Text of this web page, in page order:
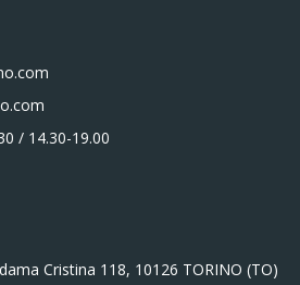
/ 14.30-19.00
Cristina 118, 10126 TORINO (TO)